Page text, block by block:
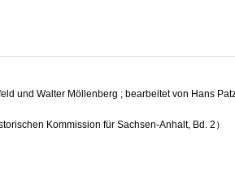
und Walter Möllenberg ; bearbeitet von Hans
Kommission für Sachsen-Anhalt, Bd. 2）